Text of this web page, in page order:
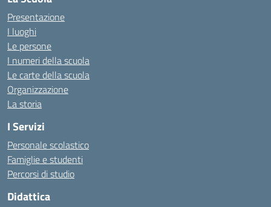
Presentazione
I luoghi
Le persone
I numeri della scuola
Le carte della scuola
Organizzazione
La storia
I Servizi
Personale scolastico
Famiglie e studenti
Percorsi di studio
Didattica